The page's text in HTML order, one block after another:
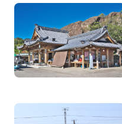
日根藤六 ひまわり